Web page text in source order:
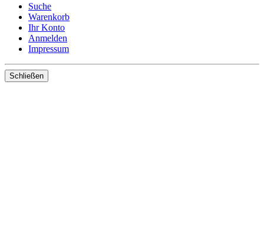
Suche
Warenkorb
Ihr Konto
Anmelden
Impressum
Schließen